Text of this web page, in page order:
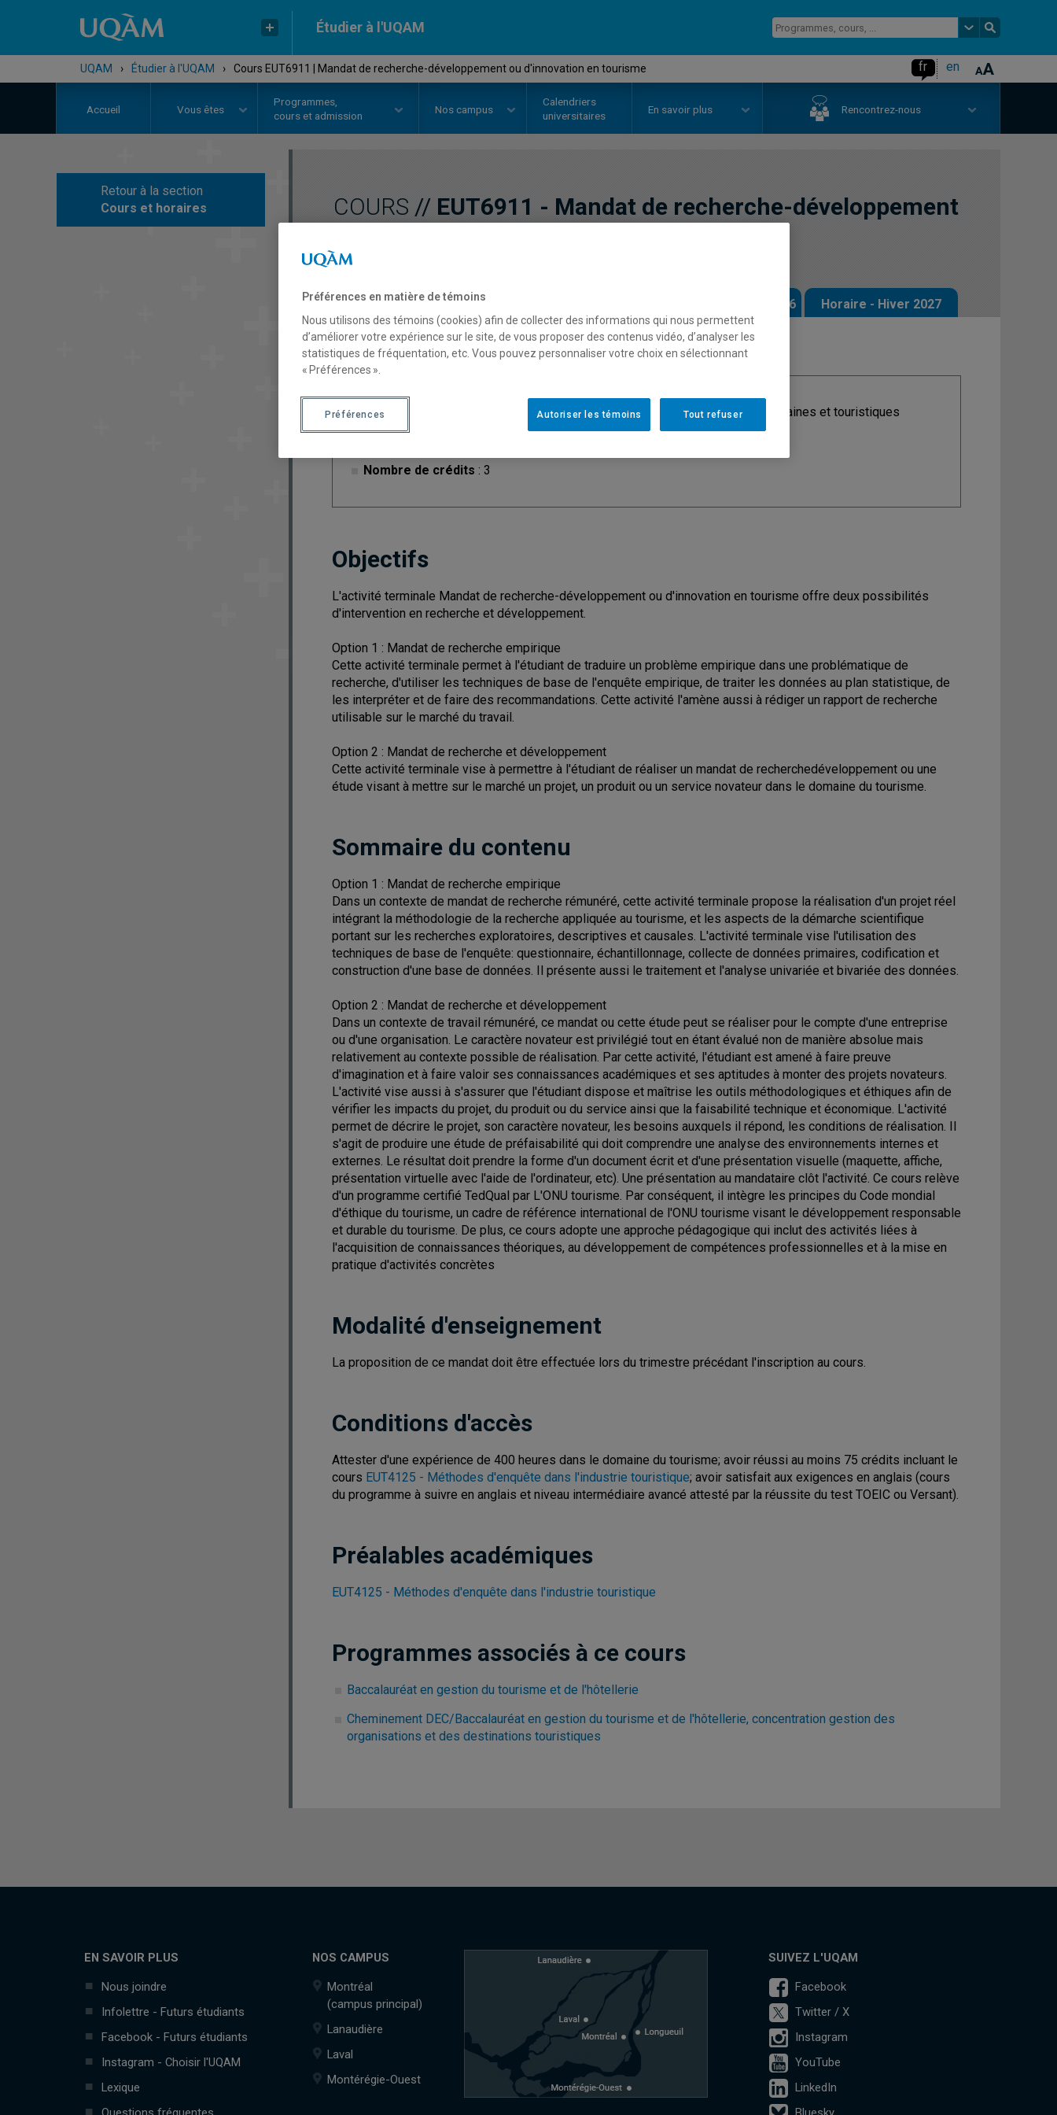
Étudier à l'UQAM
UQAM › Étudier à l'UQAM › Cours EUT6911 | Mandat de recherche-développement ou d'innovation en tourisme fr en
Accueil Vous êtes
Programmes,
cours et admission
Nos campus
Calendriers
universitaires
En savoir plus Rencontrez-nous
Retour à la section
Cours et horaires
COURS // EUT6911 - Mandat de recherche-développement
Description Horaire - Automne 2026 Horaire - Hiver 2027
Cycle
Nombre de crédits : 3
Discipline: Études urbaines et touristiques
Objectifs
L'activité terminale Mandat de recherche-développement ou d'innovation en tourisme offre deux possibilités
d'intervention en recherche et développement.
Option 1 : Mandat de recherche empirique
Cette activité terminale permet à l'étudiant de traduire un problème empirique dans une problématique de
recherche, d'utiliser les techniques de base de l'enquête empirique, de traiter les données au plan statistique, de
les interpréter et de faire des recommandations. Cette activité l'amène aussi à rédiger un rapport de recherche
utilisable sur le marché du travail.
Option 2 : Mandat de recherche et développement
Cette activité terminale vise à permettre à l'étudiant de réaliser un mandat de recherchedéveloppement ou une
étude visant à mettre sur le marché un projet, un produit ou un service novateur dans le domaine du tourisme.
Sommaire du contenu
Option 1 : Mandat de recherche empirique
Dans un contexte de mandat de recherche rémunéré, cette activité terminale propose la réalisation d'un projet réel
intégrant la méthodologie de la recherche appliquée au tourisme, et les aspects de la démarche scientifique
portant sur les recherches exploratoires, descriptives et causales. L'activité terminale vise l'utilisation des
techniques de base de l'enquête: questionnaire, échantillonnage, collecte de données primaires, codification et
construction d'une base de données. Il présente aussi le traitement et l'analyse univariée et bivariée des données.
Option 2 : Mandat de recherche et développement
Dans un contexte de travail rémunéré, ce mandat ou cette étude peut se réaliser pour le compte d'une entreprise
ou d'une organisation. Le caractère novateur est privilégié tout en étant évalué non de manière absolue mais
relativement au contexte possible de réalisation. Par cette activité, l'étudiant est amené à faire preuve
d'imagination et à faire valoir ses connaissances académiques et ses aptitudes à monter des projets novateurs.
L'activité vise aussi à s'assurer que l'étudiant dispose et maîtrise les outils méthodologiques et éthiques afin de
vérifier les impacts du projet, du produit ou du service ainsi que la faisabilité technique et économique. L'activité
permet de décrire le projet, son caractère novateur, les besoins auxquels il répond, les conditions de réalisation. Il
s'agit de produire une étude de préfaisabilité qui doit comprendre une analyse des environnements internes et
externes. Le résultat doit prendre la forme d'un document écrit et d'une présentation visuelle (maquette, affiche,
présentation virtuelle avec l'aide de l'ordinateur, etc). Une présentation au mandataire clôt l'activité. Ce cours relève
d'un programme certifié TedQual par L'ONU tourisme. Par conséquent, il intègre les principes du Code mondial
d'éthique du tourisme, un cadre de référence international de l'ONU tourisme visant le développement responsable
et durable du tourisme. De plus, ce cours adopte une approche pédagogique qui inclut des activités liées à
l'acquisition de connaissances théoriques, au développement de compétences professionnelles et à la mise en
pratique d'activités concrètes
Modalité d'enseignement
La proposition de ce mandat doit être effectuée lors du trimestre précédant l'inscription au cours.
Conditions d'accès
Attester d'une expérience de 400 heures dans le domaine du tourisme; avoir réussi au moins 75 crédits incluant le
cours EUT4125 - Méthodes d'enquête dans l'industrie touristique; avoir satisfait aux exigences en anglais (cours
du programme à suivre en anglais et niveau intermédiaire avancé attesté par la réussite du test TOEIC ou Versant).
Préalables académiques
EUT4125 - Méthodes d'enquête dans l'industrie touristique
Programmes associés à ce cours
Baccalauréat en gestion du tourisme et de l'hôtellerie
Cheminement DEC/Baccalauréat en gestion du tourisme et de l'hôtellerie, concentration gestion des
organisations et des destinations touristiques
EN SAVOIR PLUS
Nous joindre
Infolettre - Futurs étudiants
Facebook - Futurs étudiants
Instagram - Choisir l'UQAM
Lexique
NOS CAMPUS
Montréal
(campus principal)
Lanaudière
Laval
Montérégie-Ouest
SUIVEZ L'UQAM
Facebook
Twitter / X
Instagram
YouTube
LinkedIn
Préférences en matière de témoins
Nous utilisons des témoins (cookies) afin de collecter des informations qui nous permettent
d’améliorer votre expérience sur le site, de vous proposer des contenus vidéo, d’analyser les
statistiques de fréquentation, etc. Vous pouvez personnaliser votre choix en sélectionnant
« Préférences ».
Tout refuser
Autoriser les témoins
Préférences